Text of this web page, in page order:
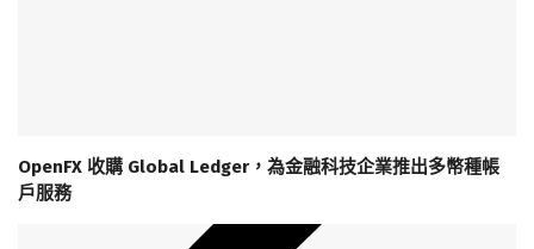
OpenFX 收購 Global Ledger，為金融科技企業推出多幣種帳
戶服務